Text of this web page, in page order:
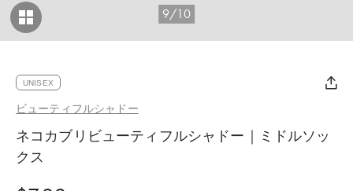
9/10
UNISEX
ビューティフルシャドー
ネコカブリビューティフルシャドー｜ミドルソッ
クス